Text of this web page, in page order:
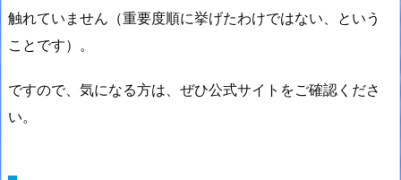
触れていません（重要度順に挙げたわけではない、という
ことです）。
ですので、気になる方は、ぜひ公式サイトをご確認くださ
い。